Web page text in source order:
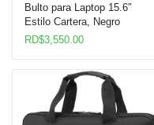
Bulto para Laptop 15.6″
Estilo Cartera, Negro
RD$3,550.00